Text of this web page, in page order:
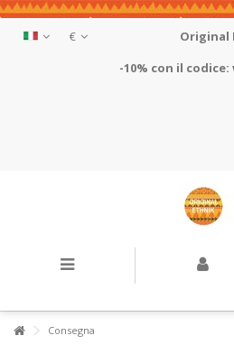
€
Original
-10% con il codice:
Consegna